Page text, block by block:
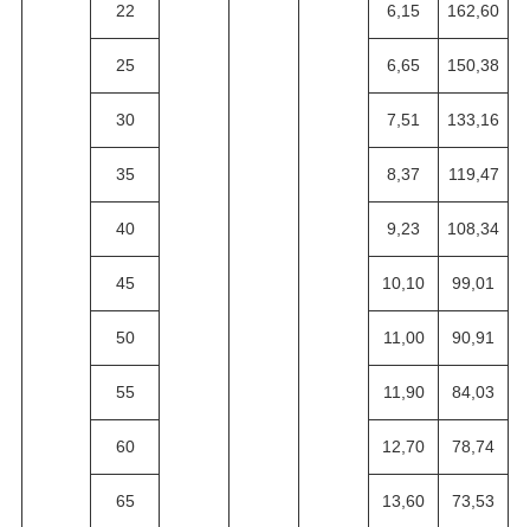
22 6,15 162,60
25 6,65 150,38
30 7,51 133,16
35 8,37 119,47
40 9,23 108,34
45 10,10 99,01
50 11,00 90,91
55 11,90 84,03
60 12,70 78,74
65 13,60 73,53